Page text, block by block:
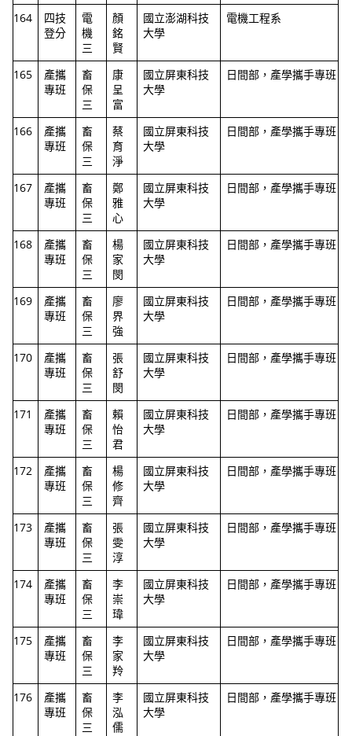
164
四技
登分
電
機
三
顏
銘
賢
國立澎湖科技
大學
電機工程系
165
產攜
專班
畜
保
三
康
呈
富
國立屏東科技
大學
日間部，產學攜手專班
166
產攜
專班
畜
保
三
蔡
育
淨
國立屏東科技
大學
日間部，產學攜手專班
167
產攜
專班
畜
保
三
鄭
雅
心
國立屏東科技
大學
日間部，產學攜手專班
168
產攜
專班
畜
保
三
楊
家
閔
國立屏東科技
大學
日間部，產學攜手專班
169
產攜
專班
畜
保
三
廖
界
強
國立屏東科技
大學
日間部，產學攜手專班
170
產攜
專班
畜
保
三
張
舒
閔
國立屏東科技
大學
日間部，產學攜手專班
171
產攜
專班
畜
保
三
賴
怡
君
國立屏東科技
大學
日間部，產學攜手專班
172
產攜
專班
畜
保
三
楊
修
齊
國立屏東科技
大學
日間部，產學攜手專班
173
產攜
專班
畜
保
三
張
雯
淳
國立屏東科技
大學
日間部，產學攜手專班
174
產攜
專班
畜
保
三
李
崇
瑋
國立屏東科技
大學
日間部，產學攜手專班
175
產攜
專班
畜
保
三
李
家
羚
國立屏東科技
大學
日間部，產學攜手專班
176
產攜
專班
畜
保
三
李
泓
儒
國立屏東科技
大學
日間部，產學攜手專班